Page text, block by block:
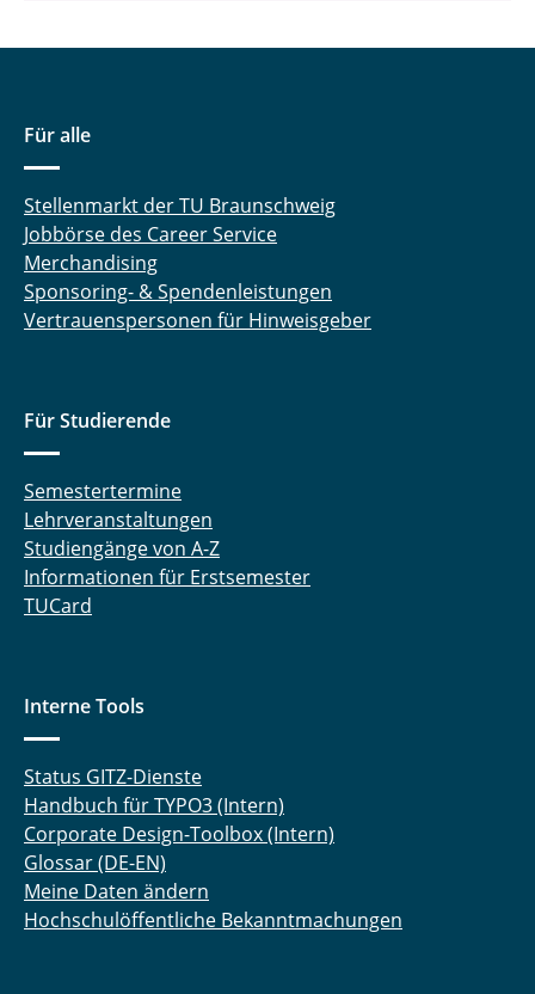
Für alle
Stellenmarkt der TU Braunschweig
Jobbörse des Career Service
Merchandising
Sponsoring- & Spendenleistungen
Vertrauenspersonen für Hinweisgeber
Für Studierende
Semestertermine
Lehrveranstaltungen
Studiengänge von A-Z
Informationen für Erstsemester
TUCard
Interne Tools
Status GITZ-Dienste
Handbuch für TYPO3 (Intern)
Corporate Design-Toolbox (Intern)
Glossar (DE-EN)
Meine Daten ändern
Hochschulöffentliche Bekanntmachungen